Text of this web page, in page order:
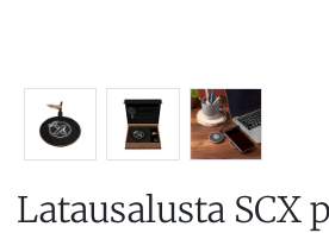
Latausalusta SCX